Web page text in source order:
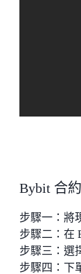
Bybit 合
步驟一：將
步驟二：在
步驟三：選
步驟四：下